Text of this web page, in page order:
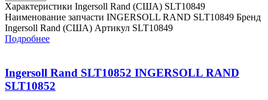
Характеристики Ingersoll Rand (США) SLT10849
Наименование запчасти INGERSOLL RAND SLT10849 Бренд
Ingersoll Rand (США) Артикул SLT10849
Подробнее
Ingersoll Rand SLT10852 INGERSOLL RAND
SLT10852